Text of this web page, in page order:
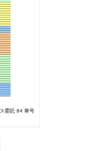
委託 84 車号